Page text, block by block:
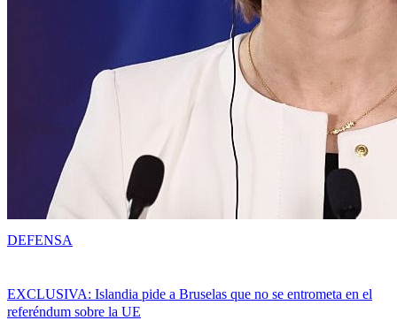
EXCLUSIVA: Islandia pide a Bruselas que no se entrometa en el
referéndum sobre la UE
DEFENSA